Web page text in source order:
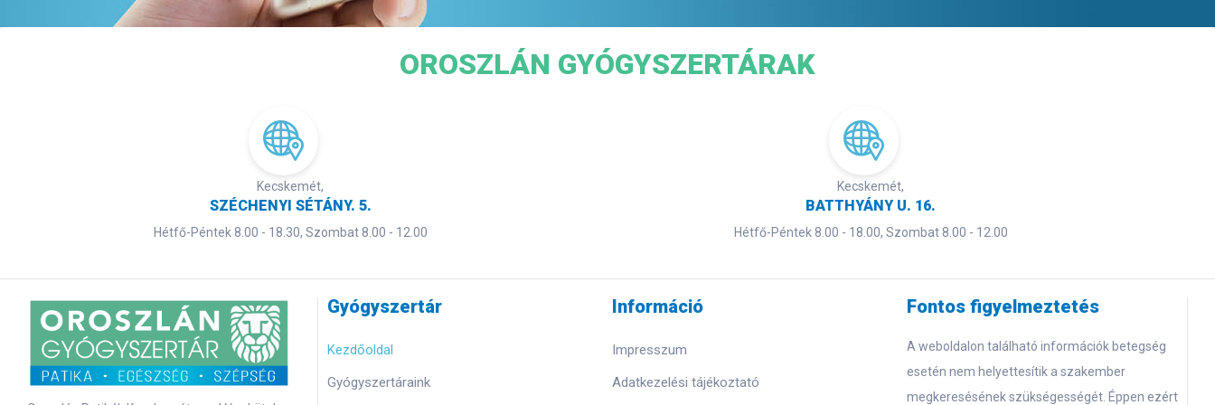
OROSZLÁN GYÓGYSZERTÁRAK
Kecskemét,
SZÉCHENYI SÉTÁNY. 5.
Hétfő-Péntek 8.00 - 18.30, Szombat 8.00 - 12.00
Kecskemét,
BATTHYÁNY U. 16.
Hétfő-Péntek 8.00 - 18.00, Szombat 8.00 - 12.00
Gyógyszertár
Kezdőoldal
Gyógyszertáraink
Információ
Impresszum
Adatkezelési tájékoztató
Fontos figyelmeztetés
A weboldalon található információk betegség
esetén nem helyettesítik a szakember
megkeresésének szükségességét. Éppen ezért